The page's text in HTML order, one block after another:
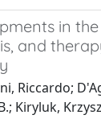
in the
and
Riccardo;
Kiryluk,